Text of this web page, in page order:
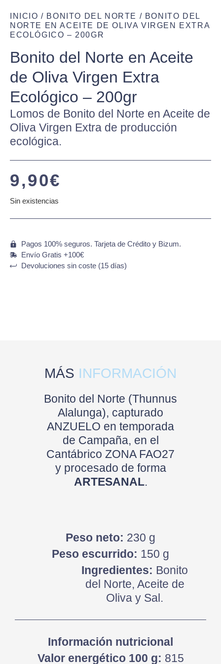
INICIO / BONITO DEL NORTE / BONITO DEL
NORTE EN ACEITE DE OLIVA VIRGEN EXTRA
ECOLÓGICO – 200GR
Bonito del Norte en Aceite
de Oliva Virgen Extra
Ecológico – 200gr
Lomos de Bonito del Norte en Aceite de
Oliva Virgen Extra de producción
ecológica.
9,90€
Sin existencias
Pagos 100% seguros. Tarjeta de Crédito y Bizum.
Envío Gratis +100€
Devoluciones sin coste (15 días)
MÁS INFORMACIÓN
Bonito del Norte (Thunnus
Alalunga), capturado
ANZUELO en temporada
de Campaña, en el
Cantábrico ZONA FAO27
y procesado de forma
ARTESANAL.
Peso neto: 230 g
Peso escurrido: 150 g
Ingredientes: Bonito
del Norte, Aceite de
Oliva y Sal.
Información nutricional
Valor energético 100 g: 815